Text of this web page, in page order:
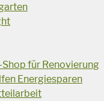
für Renovierung
Energiesparen